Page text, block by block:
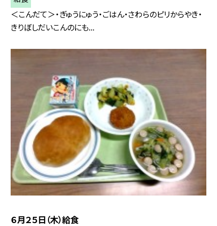
＜こんだて＞・ぎゅうにゅう・ごはん・さわらのピリからやき・
きりぼしだいこんのにも...
６月２５日（木）給食